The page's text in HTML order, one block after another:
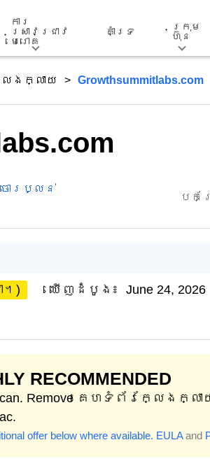
ការ
ស្រាវជ្រាវ
មេរោគ
គាំទ្រ
ក្រុម
ហ៊ុន
ែងក្លាយ Growthsummitlabs.com
ចោរប្លន់
បកប្
។)
ឃើញដំបូង៖ June 24, 2026
RECOMMENDED
Remove គេហទំព័រក្លែងក្លាយ
offer below where available. EULAand